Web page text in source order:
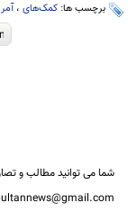
برچسب ها: کمک‌های ،
شما می توانید مطالب و